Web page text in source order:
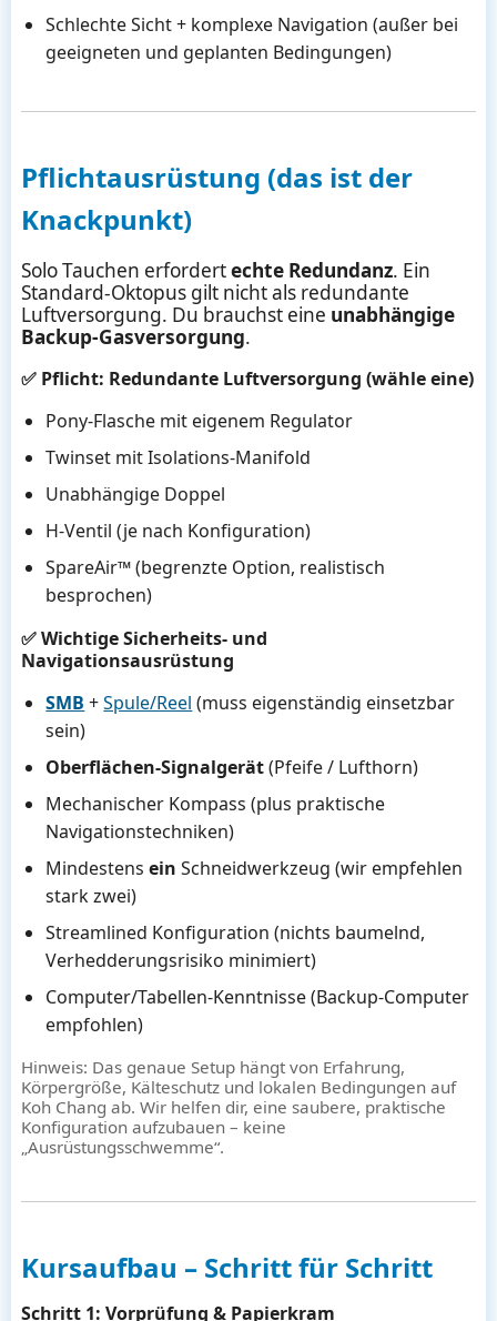
Schlechte Sicht + komplexe Navigation (außer bei
geeigneten und geplanten Bedingungen)
Pflichtausrüstung (das ist der
Knackpunkt)
Solo Tauchen erfordertechte Redundanz. Ein
Standard-Oktopus gilt nicht als redundante
Luftversorgung. Du brauchst eine unabhängige
Backup-Gasversorgung.
✅ Pflicht: Redundante Luftversorgung (wähle eine)
Pony-Flasche mit eigenem Regulator
Twinset mit Isolations-Manifold
Unabhängige Doppel
H-Ventil (je nach Konfiguration)
SpareAir™ (begrenzte Option, realistisch
besprochen)
✅ Wichtige Sicherheits- und
Navigationsausrüstung
SMB +Spule/Reel (muss eigenständig einsetzbar
sein)
Oberflächen-Signalgerät(Pfeife / Lufthorn)
Mechanischer Kompass (plus praktische
Navigationstechniken)
Mindestensein Schneidwerkzeug (wir empfehlen
stark zwei)
Streamlined Konfiguration (nichts baumelnd,
Verhedderungsrisiko minimiert)
Computer/Tabellen-Kenntnisse (Backup-Computer
empfohlen)
Hinweis: Das genaue Setup hängt von Erfahrung,
Körpergröße, Kälteschutz und lokalen Bedingungen auf
Koh Chang ab. Wir helfen dir, eine saubere, praktische
Konfiguration aufzubauen – keine
„Ausrüstungsschwemme“.
Kursaufbau – Schritt für Schritt
Schritt 1: Vorprüfung & Papierkram